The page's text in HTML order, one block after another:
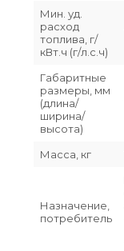
Мин. уд.
расход
топлива, г/
кВт.ч (г/л.с.ч)
Габаритные
размеры, мм
(длина/
ширина/
высота)
Масса, кг
Назначение,
потребитель